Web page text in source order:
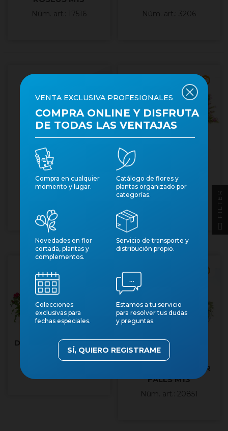
Núm. art.: 17516 Núm. art.: 3206
CLOROPHYTUM
COMOSUM M11
CUPHEA
HYSSOPIFOLIA M13
Cantidad mínima 15
DIANTHUS CHINENSIS
TELSTAR M11
DICHONDRIA SILVER
FALLS M13
Núm. art.: 20851
VENTA EXCLUSIVA PROFESIONALES
COMPRA ONLINE Y DISFRUTA
DE TODAS LAS VENTAJAS
Compra en cualquier
momento y lugar.
Catálogo de flores y
plantas organizado por
categorías.
Novedades en flor
cortada, plantas y
complementos.
Servicio de transporte y
distribución propio.
Colecciones
exclusivas para
fechas especiales.
Estamos a tu servicio
para resolver tus dudas
y preguntas.
SÍ, QUIERO REGISTRAME
FILTER